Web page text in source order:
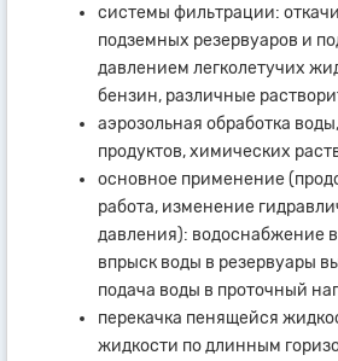
системы фильтрации:
подземных резервуаров и
давлением легколетучих
бензин, различные
аэрозольная обработка
продуктов, химических
основное применение
работа, изменение
давления): водоснабжение
впрыск воды в резервуары
подача воды в проточный
перекачка пенящейся
жидкости по длинным